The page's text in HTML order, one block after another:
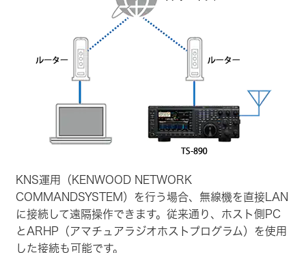
KNS運用（KENWOOD NETWORK
COMMANDSYSTEM）を行う場合、無線機を直接LAN
に接続して遠隔操作できます。従来通り、ホスト側PC
とARHP（アマチュアラジオホストプログラム）を使用
した接続も可能です。